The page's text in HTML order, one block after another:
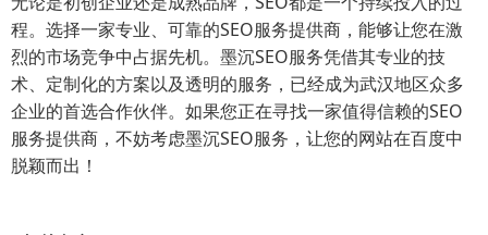
程。选择一家专业、可靠的SEO服务提供商，能够让您在激
烈的市场竞争中占据先机。墨沉SEO服务凭借其专业的技
术、定制化的方案以及透明的服务，已经成为武汉地区众多
企业的首选合作伙伴。如果您正在寻找一家值得信赖的SEO
服务提供商，不妨考虑墨沉SEO服务，让您的网站在百度中
脱颖而出！